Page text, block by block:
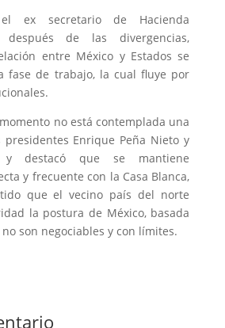
ex secretario de Hacienda
de las divergencias,
entre México y Estados se
fase de trabajo, la cual fluye por
no está contemplada una
Enrique Peña Nieto y
y destacó que se mantiene
y frecuente con la Casa Blanca,
que el vecino país del norte
la postura de México, basada
son negociables y con límites.